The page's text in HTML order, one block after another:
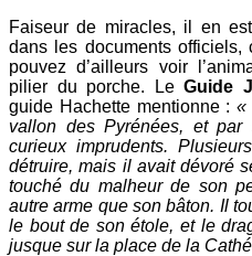
Faiseur de miracles, il en
dans les documents officiels,
pouvez d’ailleurs voir
pilier du porche. LeGuide
guide Hachette mentionne :«
vallon des Pyrénées, et par
curieux imprudents.
détruire, mais il avait dévoré
touché du malheur de son
autre arme que son bâton. Il
le bout de son étole, et le
jusque sur la place de la